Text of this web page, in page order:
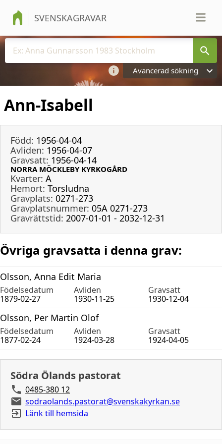
SVENSKAGRAVAR
Avancerad sökning
Ann-Isabell
Född: 1956-04-04
Avliden: 1956-04-07
Gravsatt: 1956-04-14
NORRA MÖCKLEBY KYRKOGÅRD
Kvarter: A
Hemort: Torsludna
Gravplats: 0271-273
Gravplatsnummer: 05A 0271-273
Gravrättstid: 2007-01-01 - 2032-12-31
Övriga gravsatta i denna grav:
Olsson, Anna Edit Maria
Födelsedatum Avliden
Gravsatt
1879-02-27
1930-11-25 1930-12-04
Olsson, Per Martin Olof
Födelsedatum Avliden
Gravsatt
1877-02-24
1924-03-28 1924-04-05
Södra Ölands pastorat
0485-380 12
sodraolands.pastorat@svenskakyrkan.se
Länk till hemsida